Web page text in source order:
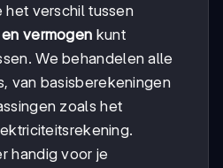
het verschil tussen
vermogen kunt
We behandelen alle
van basisberekeningen
zoals het
handig voor je